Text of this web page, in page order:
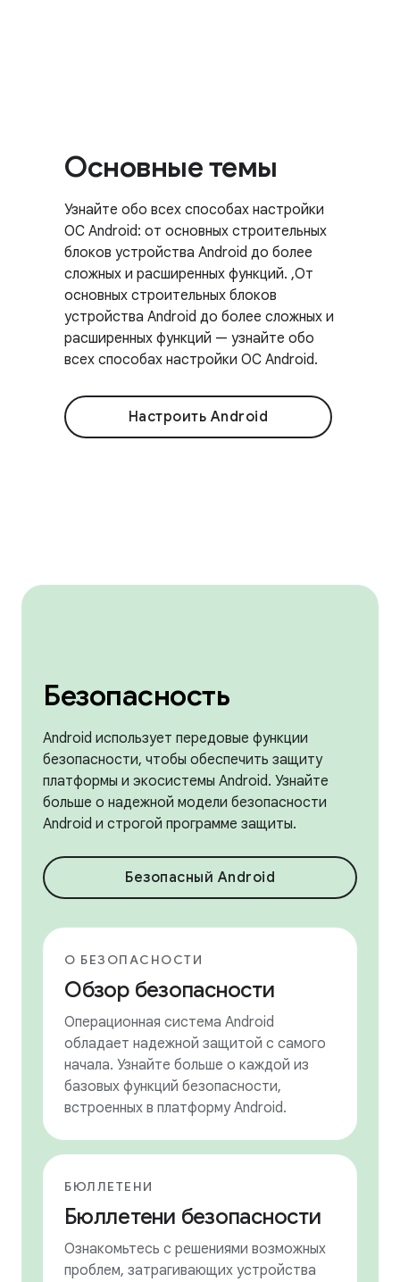
Основные темы
Узнайте обо всех способах настройки
ОС Android: от основных строительных
блоков устройства Android до более
сложных и расширенных функций. ,От
основных строительных блоков
устройства Android до более сложных и
расширенных функций — узнайте обо
всех способах настройки ОС Android.
Настроить Android
Безопасность
Android использует передовые функции
безопасности, чтобы обеспечить защиту
платформы и экосистемы Android. Узнайте
больше о надежной модели безопасности
Android и строгой программе защиты.
Безопасный Android
О БЕЗОПАСНОСТИ
Обзор безопасности
Операционная система Android
обладает надежной защитой с самого
начала. Узнайте больше о каждой из
базовых функций безопасности,
встроенных в платформу Android.
БЮЛЛЕТЕНИ
Бюллетени безопасности
Ознакомьтесь с решениями возможных
проблем, затрагивающих устройства